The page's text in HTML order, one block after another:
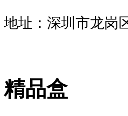
地址：深圳市龙岗
精品盒